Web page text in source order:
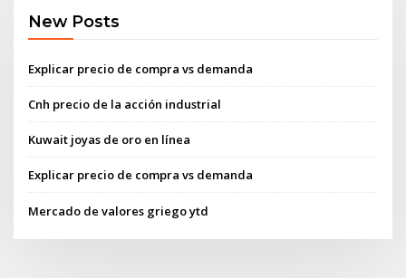
New Posts
Explicar precio de compra vs demanda
Cnh precio de la acción industrial
Kuwait joyas de oro en línea
Explicar precio de compra vs demanda
Mercado de valores griego ytd